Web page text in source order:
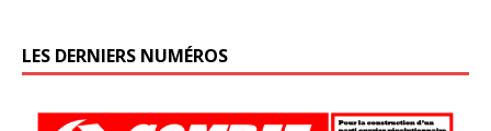
LES DERNIERS NUMÉROS